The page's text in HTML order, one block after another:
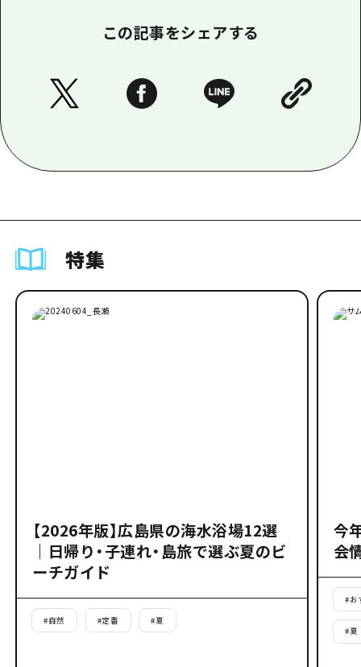
この記事をシェアする
特集
【2026年版】広島県の海水浴場12選
｜日帰り・子連れ・島旅で選ぶ夏のビ
ーチガイド
#自然 #定番 #夏
今
会
#お
#夏